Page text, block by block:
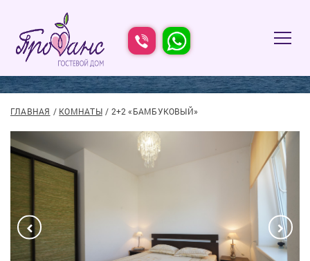
2+2 «БАМБУКОВЫЙ»
ГЛАВНАЯ КОМНАТЫ 2+2 «БАМБУКОВЫЙ»